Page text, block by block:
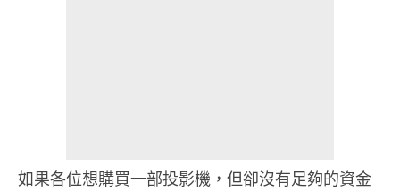
如果各位想購買一部投影機，但卻沒有足夠的資金